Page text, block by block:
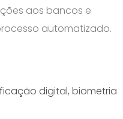
aos bancos e
automatizado.
digital, biometria